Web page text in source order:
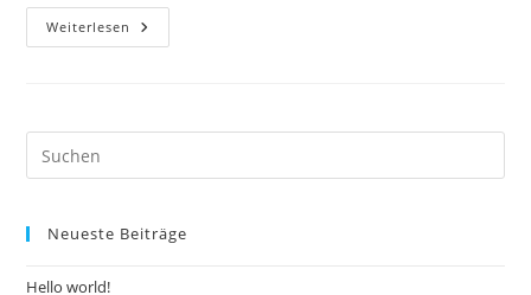
Weiterlesen Hallo
Welt!
Neueste Beiträge
Hello world!